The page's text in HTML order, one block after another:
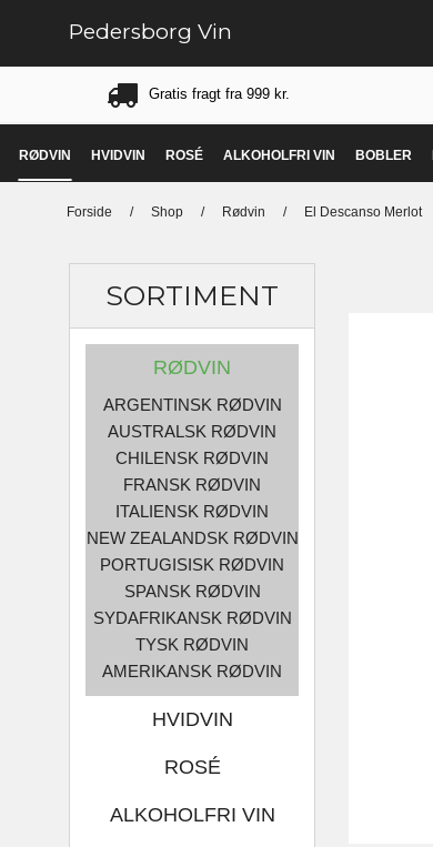
Pedersborg Vin
Gratis fragt fra 999 kr.
RØDVIN HVIDVIN ROSÉ ALKOHOLFRI VIN BOBLER
Forside / Shop / Rødvin / El Descanso Merlot
SORTIMENT
RØDVIN
ARGENTINSK RØDVIN
AUSTRALSK RØDVIN
CHILENSK RØDVIN
FRANSK RØDVIN
ITALIENSK RØDVIN
NEW ZEALANDSK RØDVIN
PORTUGISISK RØDVIN
SPANSK RØDVIN
SYDAFRIKANSK RØDVIN
TYSK RØDVIN
AMERIKANSK RØDVIN
HVIDVIN
ROSÉ
ALKOHOLFRI VIN